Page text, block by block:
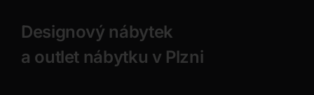
Designový nábytek
a outlet nábytku v Plzni